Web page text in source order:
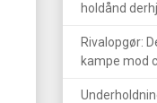
holdånd
Rivalopgør:
kampe mod